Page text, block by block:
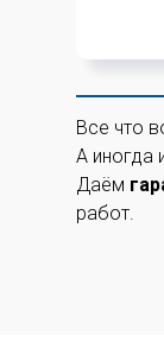
Все что
А иногда
Даём
работ.